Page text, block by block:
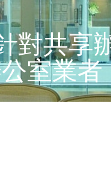
對共享
室業者